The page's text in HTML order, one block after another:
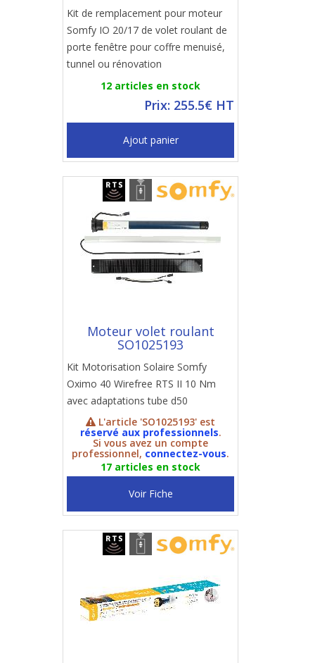
Kit de remplacement pour moteur
Somfy IO 20/17 de volet roulant de
porte fenêtre pour coffre menuisé,
tunnel ou rénovation
12 articles en stock
Prix: 255.5€ HT
Ajout panier
Moteur volet roulant
SO1025193
Kit Motorisation Solaire Somfy
Oximo 40 Wirefree RTS II 10 Nm
avec adaptations tube d50
L'article 'SO1025193' est
réservé aux professionnels.
Si vous avez un compte
professionnel, connectez-vous.
17 articles en stock
Voir Fiche